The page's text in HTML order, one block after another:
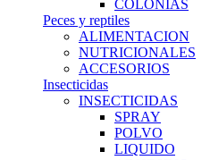
COLONIAS
Peces y reptiles
ALIMENTACION
NUTRICIONALES
ACCESORIOS
Insecticidas
INSECTICIDAS
SPRAY
POLVO
LIQUIDO